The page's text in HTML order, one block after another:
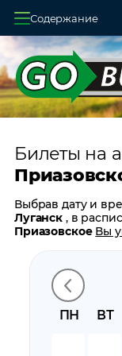
Содержание
Главная
О системе
Оплата и
Возврат
Заказ
Контакты
Билеты на
ПН
ВТ
Выбрав дату и
Луганск , в
Приазовское Вы
время прибытия
время в пути
цену билета